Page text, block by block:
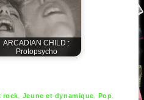
ARCADIAN CHILD :
Protopsycho
rock Jeune et dynamique Pop